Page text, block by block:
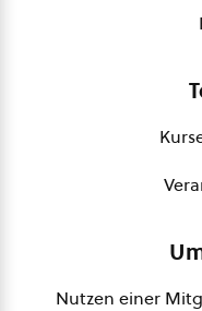
Nutzen einer